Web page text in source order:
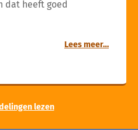
dat heeft goed
Lees meer…
lezen